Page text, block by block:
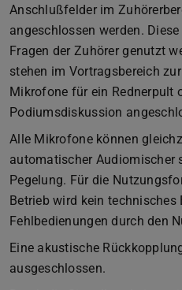
Anschlußfelder im
angeschlossen werden.
Fragen der Zuhörer genutzt
stehen im Vortragsbereich
Mikrofone für ein Rednerpult
Podiumsdiskussion
Alle Mikrofone können
automatischer Audiomischer
Pegelung. Für die
Betrieb wird kein
Fehlbedienungen durch den
Eine akustische
ausgeschlossen.